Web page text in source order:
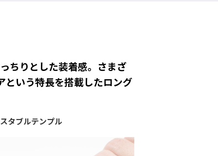
ちりとした装着感。さまざ
という特長を搭載したロング
タブルテンプル